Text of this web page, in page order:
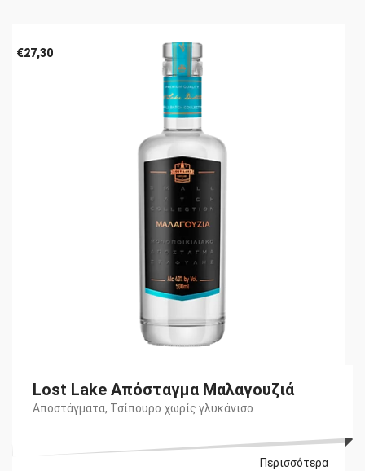
€27,30
Lost Lake Απόσταγμα Μαλαγουζιά
Αποστάγματα, Τσίπουρο χωρίς γλυκάνισο
Περισσότερα